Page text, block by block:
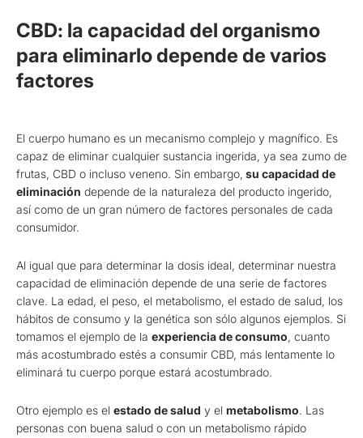
CBD: la capacidad del organismo
para eliminarlo depende de varios
factores
El cuerpo humano es un mecanismo complejo y magnífico. Es
capaz de eliminar cualquier sustancia ingerida, ya sea zumo de
frutas, CBD o incluso veneno. Sin embargo, su capacidad de
eliminación depende de la naturaleza del producto ingerido,
así como de un gran número de factores personales de cada
consumidor.
Al igual que para determinar la dosis ideal, determinar nuestra
capacidad de eliminación depende de una serie de factores
clave. La edad, el peso, el metabolismo, el estado de salud, los
hábitos de consumo y la genética son sólo algunos ejemplos. Si
tomamos el ejemplo de la experiencia de consumo, cuanto
más acostumbrado estés a consumir CBD, más lentamente lo
eliminará tu cuerpo porque estará acostumbrado.
Otro ejemplo es el estado de salud y el metabolismo. Las
personas con buena salud o con un metabolismo rápido